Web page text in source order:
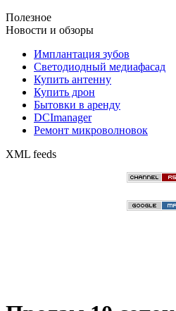
Полезное
Новости и обзоры
Имплантация зубов
Светодиодный медиафасад
Купить антенну
Купить дрон
Бытовки в аренду
DCImanager
Ремонт микроволновок
XML feeds